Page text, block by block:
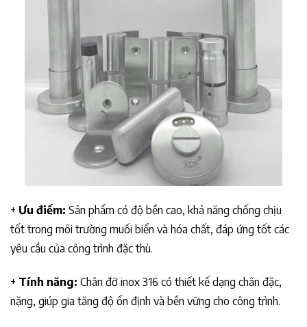
+ Ưu điểm: Sản phẩm có độ bền cao, khả năng chống chịu
tốt trong môi trường muối biển và hóa chất, đáp ứng tốt các
yêu cầu của công trình đặc thù.
+ Tính năng: Chân đỡ inox 316 có thiết kế dạng chân đặc,
nặng, giúp gia tăng độ ổn định và bền vững cho công trình.